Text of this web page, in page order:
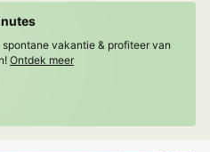
spontane vakantie & profiteer van
Ontdek meer